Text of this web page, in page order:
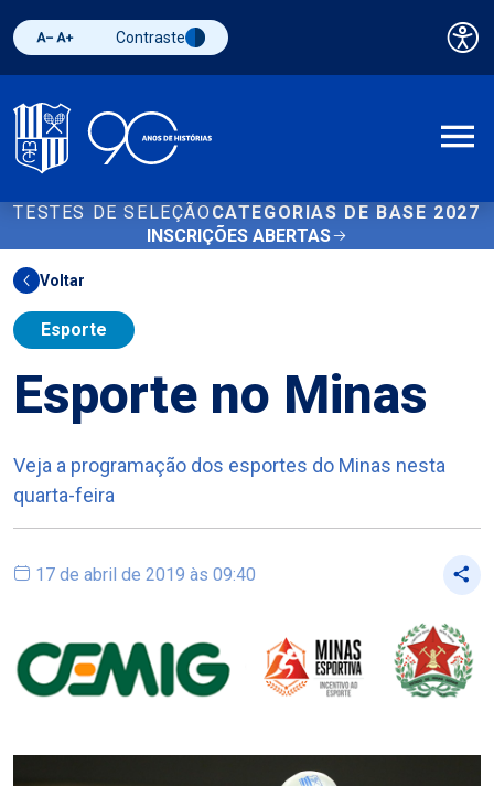
Diminuir fonte
Aumentar fonteAlternar contraste
Contraste
TESTES DE SELEÇÃO CATEGORIAS DE BASE 2027
INSCRIÇÕES ABERTAS
Voltar
Esporte
Esporte no Minas
Veja a programação dos esportes do Minas nesta
quarta-feira
17 de abril de 2019 às 09:40